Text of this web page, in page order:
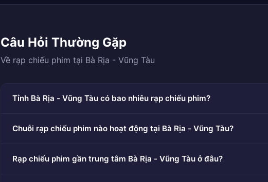
Câu Hỏi Thường Gặp
Về rạp chiếu phim tại Bà Rịa - Vũng Tàu
Tỉnh Bà Rịa - Vũng Tàu có bao nhiêu rạp chiếu phim?
Chuỗi rạp chiếu phim nào hoạt động tại Bà Rịa - Vũng Tàu?
Rạp chiếu phim gần trung tâm Bà Rịa - Vũng Tàu ở đâu?